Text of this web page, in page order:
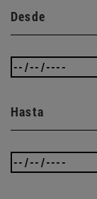
Desde
Hasta